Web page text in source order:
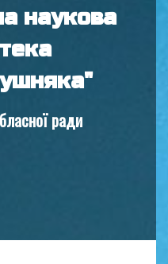
наукова
ради